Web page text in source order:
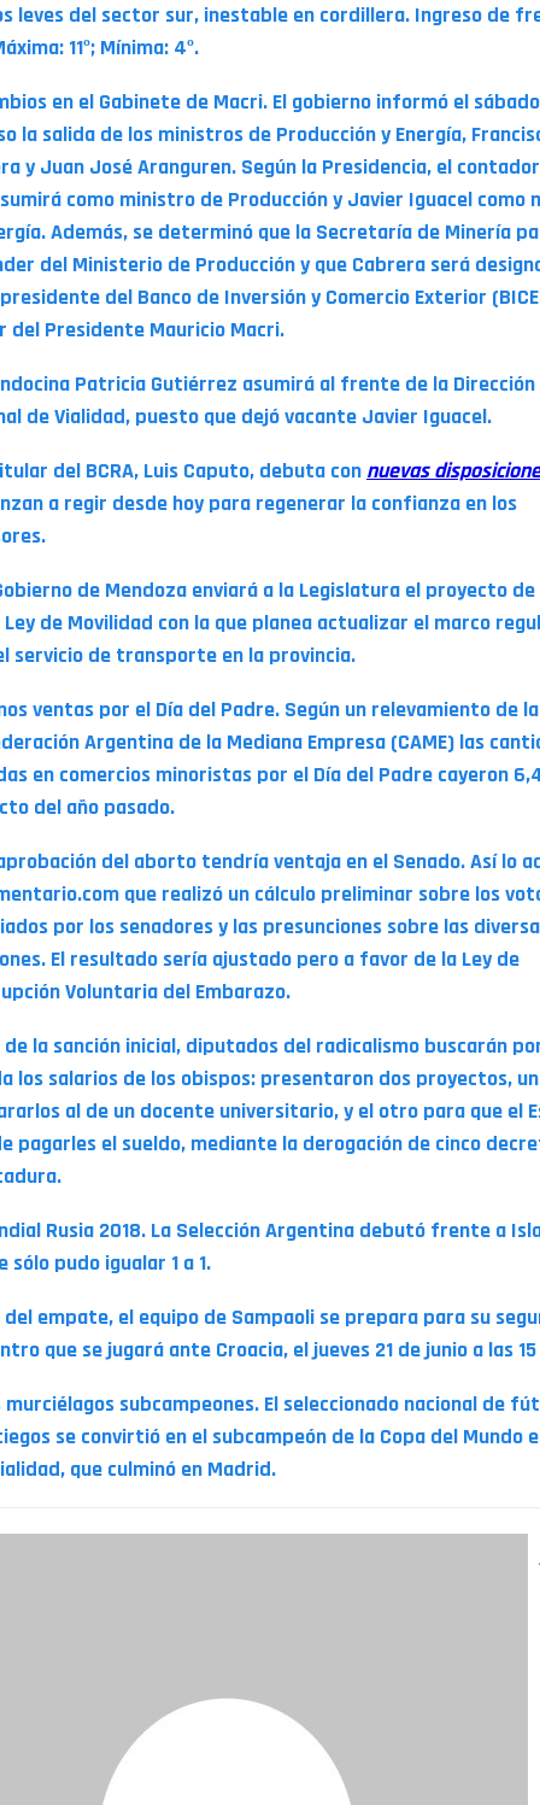
leves del sector sur, inestable en cordillera. Ingreso de
11º; Mínima: 4º.
en el Gabinete de Macri. El gobierno informó el
la salida de los ministros de Producción y Energía,
y Juan José Aranguren. Según la Presidencia, el
como ministro de Producción y Javier Iguacel como
Además, se determinó que la Secretaría de Minería
del Ministerio de Producción y que Cabrera será
del Banco de Inversión y Comercio Exterior
del Presidente Mauricio Macri.
Patricia Gutiérrez asumirá al frente de la Dirección
de Vialidad, puesto que dejó vacante Javier Iguacel.
del BCRA, Luis Caputo, debuta con nuevas
a regir desde hoy para regenerar la confianza en los
de Mendoza enviará a la Legislatura el proyecto de
Ley de Movilidad con la que planea actualizar el marco
servicio de transporte en la provincia.
ventas por el Día del Padre. Según un relevamiento de la
Argentina de la Mediana Empresa (CAME) las
en comercios minoristas por el Día del Padre cayeron
del año pasado.
del aborto tendría ventaja en el Senado. Así lo
que realizó un cálculo preliminar sobre los
por los senadores y las presunciones sobre las
El resultado sería ajustado pero a favor de la Ley de
Voluntaria del Embarazo.
de la sanción inicial, diputados del radicalismo buscarán
los salarios de los obispos: presentaron dos proyectos,
al de un docente universitario, y el otro para que el
pagarles el sueldo, mediante la derogación de cinco
Rusia 2018. La Selección Argentina debutó frente a
sólo pudo igualar 1 a 1.
del empate, el equipo de Sampaoli se prepara para su
que se jugará ante Croacia, el jueves 21 de junio a las
murciélagos subcampeones. El seleccionado nacional de
se convirtió en el subcampeón de la Copa del Mundo
que culminó en Madrid.